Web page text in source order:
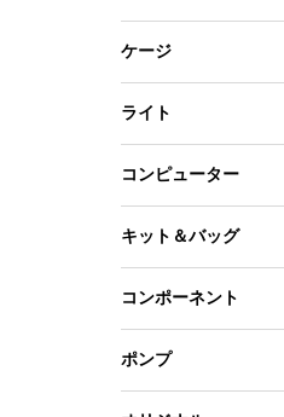
ケージ
ライト
コンピューター
キット＆バッグ
コンポーネント
ポンプ